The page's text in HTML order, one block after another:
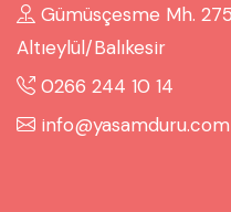
Gümüsçesme Mh.
Altıeylül/Balıkesir
0266 244 10 14
info@yasamduru.com